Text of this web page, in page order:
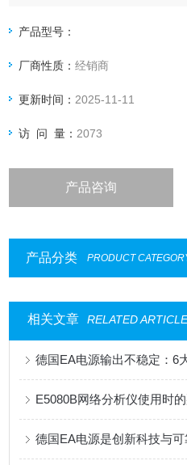
产品型号：
厂商性质：经销商
更新时间：2025-11-11
访 问 量：2073
产品咨询
产品分类 PRODUCT
相关文章 RELATED
德国EA电源输出不稳定：6
E5080B网络分析仪使用时
德国EA电源是创新科技与